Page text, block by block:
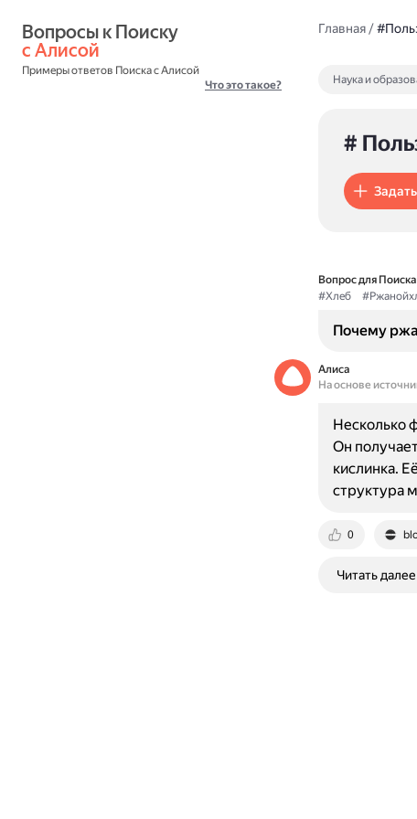
с Алисой
Примеры ответов Поиска с Алисой
Что это такое?
Главная/
Наука и
#
Вопрос для
#Хлеб
Почему
Алиса
На основе
0
Несколько
Он
кислинка.
структура
Читать далее